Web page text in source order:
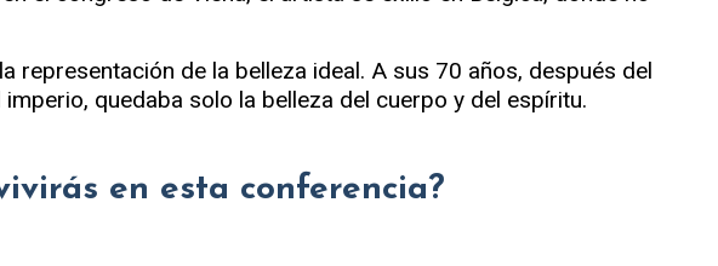
de la belleza ideal. A sus 70 años, después del
quedaba solo la belleza del cuerpo y del espíritu.
en esta conferencia?